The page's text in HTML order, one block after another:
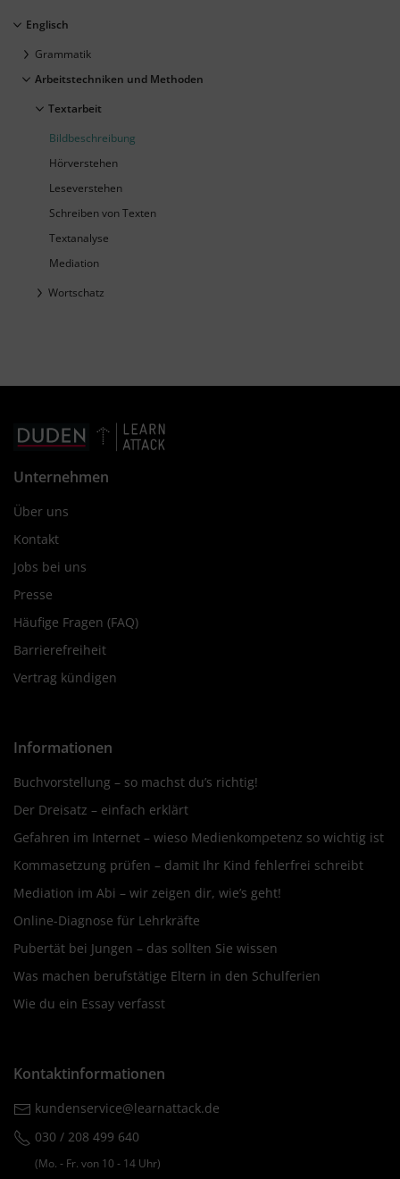
Englisch
Grammatik
Arbeitstechniken und Methoden
Textarbeit
Bildbeschreibung
Hörverstehen
Leseverstehen
Schreiben von Texten
Textanalyse
Mediation
Wortschatz
Unternehmen
Über uns
Kontakt
Jobs bei uns
Presse
Häufige Fragen (FAQ)
Barrierefreiheit
Vertrag kündigen
Informationen
Buchvorstellung – so machst du’s richtig!
Der Dreisatz – einfach erklärt
Gefahren im Internet – wieso Medienkompetenz so wichtig ist
Kommasetzung prüfen – damit Ihr Kind fehlerfrei schreibt
Mediation im Abi – wir zeigen dir, wie’s geht!
Online-Diagnose für Lehrkräfte
Pubertät bei Jungen – das sollten Sie wissen
Was machen berufstätige Eltern in den Schulferien
Wie du ein Essay verfasst
Kontaktinformationen
kundenservice@learnattack.de
030 / 208 499 640
(Mo. ‐ Fr. von 10 ‐ 14 Uhr)